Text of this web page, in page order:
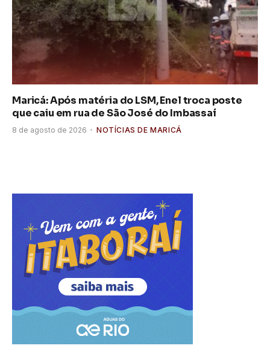
Maricá: Após matéria do LSM, Enel troca poste
que caiu em rua de São José do Imbassaí
8 de agosto de 2026 NOTÍCIAS DE MARICÁ